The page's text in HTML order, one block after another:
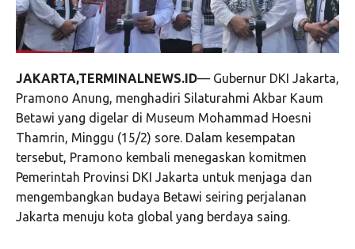
JAKARTA,TERMINALNEWS.ID— Gubernur DKI Jakarta,
Pramono Anung, menghadiri Silaturahmi Akbar Kaum
Betawi yang digelar di Museum Mohammad Hoesni
Thamrin, Minggu (15/2) sore. Dalam kesempatan
tersebut, Pramono kembali menegaskan komitmen
Pemerintah Provinsi DKI Jakarta untuk menjaga dan
mengembangkan budaya Betawi seiring perjalanan
Jakarta menuju kota global yang berdaya saing.